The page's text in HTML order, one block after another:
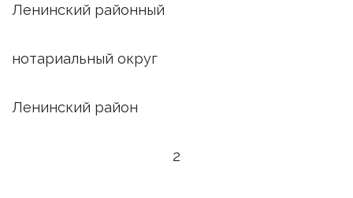
Ленинский районный
нотариальный округ
Ленинский район
2